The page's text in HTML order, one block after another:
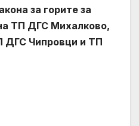
за горите за
ТП ДГС Михалково,
Чипровци и ТП